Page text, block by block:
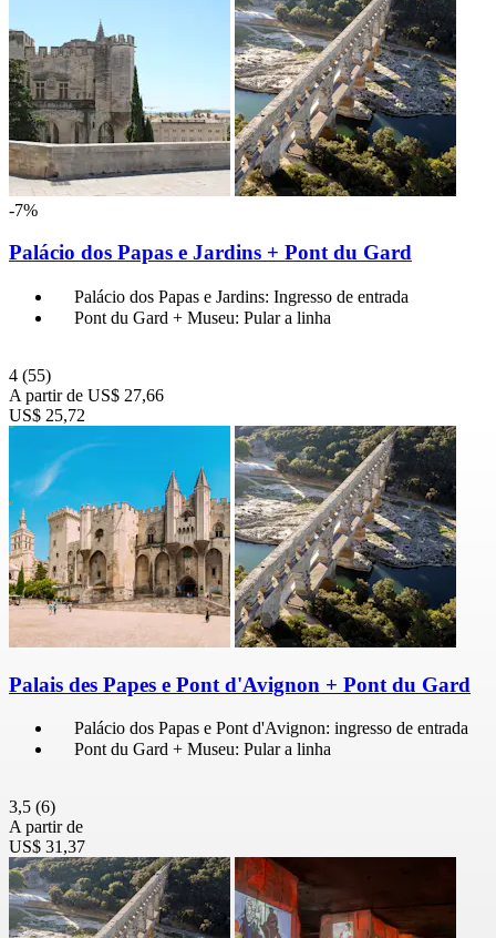
-7%
Palácio dos Papas e Jardins + Pont du Gard
Palácio dos Papas e Jardins: Ingresso de entrada
Pont du Gard + Museu: Pular a linha
4 (55)
A partir de US$ 27,66
US$ 25,72
Palais des Papes e Pont d'Avignon + Pont du Gard
Palácio dos Papas e Pont d'Avignon: ingresso de entrada
Pont du Gard + Museu: Pular a linha
3,5 (6)
A partir de
US$ 31,37